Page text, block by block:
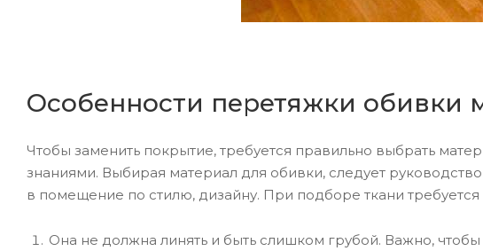
Особенности перетяжки обивки
Чтобы заменить покрытие, требуется правильно выбрать
знаниями. Выбирая материал для обивки, следует
в помещение по стилю, дизайну. При подборе ткани
Она не должна линять и быть слишком грубой. Важно, чтобы